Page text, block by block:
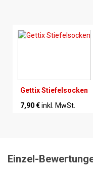
Gettix Stiefelsocken
7,90 €inkl. MwSt.
Einzel-